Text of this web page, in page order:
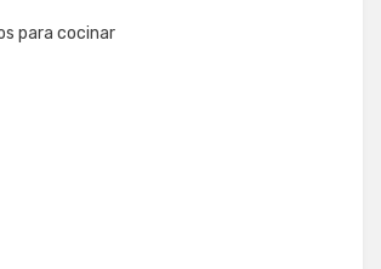
para cocinar